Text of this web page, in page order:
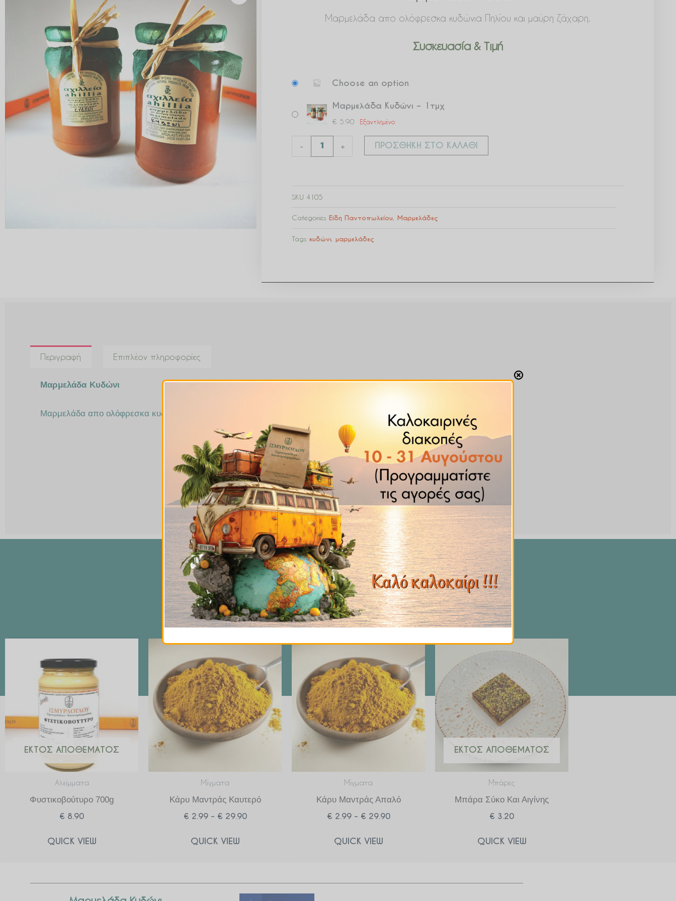
Μαρμελάδα απο ολόφρεσκα κυδώνια Πηλίου και μαύρη ζάχαρη.
Συσκευασία & Τιμή
Choose an option
Μαρμελάδα Κυδώνι – 1τμχ
€ 5.90 Εξαντλημένο
-
Κυδώνι
ποσότητα
+ ΠΡΟΣΘΉΚΗ ΣΤΟ ΚΑΛΆΘΙ
SKU 4105
Categories Είδη Παντοπωλείου Μαρμελάδες
Tags κυδώνι μαρμελάδες
Περιγραφή Επιπλέον πληροφορίες
Μαρμελάδα Κυδώνι
Μαρμελάδα απο ολόφρεσκα κυδώνια Πηλίου και μαύρη ζάχαρη.
ΙΣΩΣ ΣΑΣ ΑΡΕΣΟΥΝ
ΕΚΤΌΣ ΑΠΟΘΈΜΑΤΟΣ
Αλείμματα
Φυστικοβούτυρο 700g
€ 8.90
QUICK VIEW
Μίγματα
Κάρυ Μαντράς Καυτερό
€2.99 – €29.90
Price
€ 2.99
through
€ 29.90
QUICK VIEW
Μίγματα
Κάρυ Μαντράς Απαλό
€2.99 – €29.90
Price
€ 2.99
through
€ 29.90
QUICK VIEW
ΕΚΤΌΣ ΑΠΟΘΈΜΑΤΟΣ
Μπάρες
Μπάρα Σύκο Και Αιγίνης
€ 3.20
QUICK VIEW